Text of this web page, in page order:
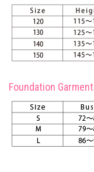
Foundation